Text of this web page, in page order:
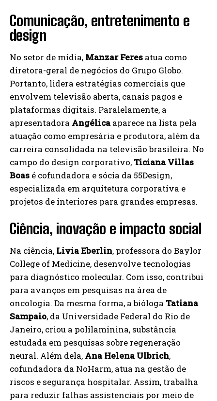
Comunicação, entretenimento e
design
No setor de mídia, Manzar Feres atua como
diretora-geral de negócios do Grupo Globo.
Portanto, lidera estratégias comerciais que
envolvem televisão aberta, canais pagos e
plataformas digitais. Paralelamente, a
apresentadora Angélicaaparece na lista pela
atuação como empresária e produtora, além da
carreira consolidada na televisão brasileira. No
campo do design corporativo, Ticiana Villas
Boas é cofundadora e sócia da 55Design,
especializada em arquitetura corporativa e
projetos de interiores para grandes empresas.
Ciência, inovação e impacto social
Na ciência, Livia Eberlin, professora do Baylor
College of Medicine, desenvolve tecnologias
para diagnóstico molecular. Com isso, contribui
para avanços em pesquisas na área de
oncologia. Da mesma forma, a bióloga Tatiana
Sampaio, da Universidade Federal do Rio de
Janeiro, criou a polilaminina, substância
estudada em pesquisas sobre regeneração
neural. Além dela, Ana Helena Ulbrich,
cofundadora da NoHarm, atua na gestão de
riscos e segurança hospitalar. Assim, trabalha
para reduzir falhas assistenciais por meio de